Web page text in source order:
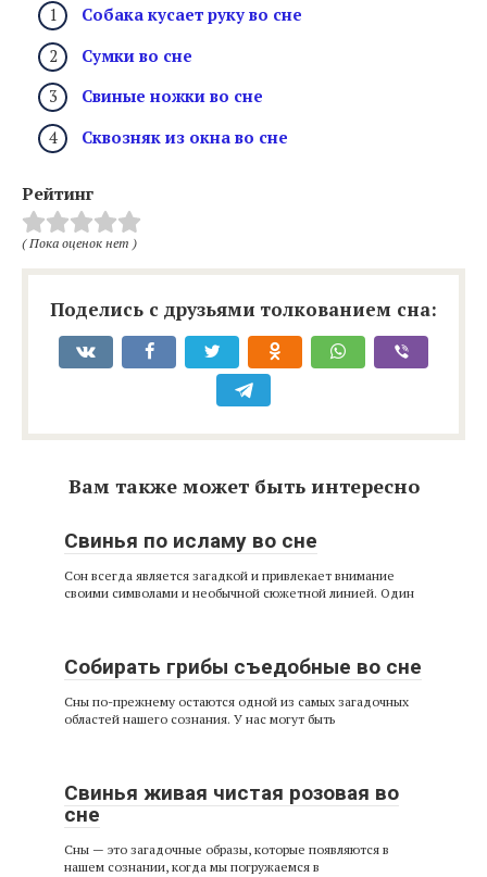
Собака кусает руку во сне
Сумки во сне
Свиные ножки во сне
Сквозняк из окна во сне
Рейтинг
( Пока оценок нет )
Поделись с друзьями толкованием сна:
Вам также может быть интересно
Свинья по исламу во сне
Сон всегда является загадкой и привлекает внимание
своими символами и необычной сюжетной линией. Один
Собирать грибы съедобные во сне
Сны по-прежнему остаются одной из самых загадочных
областей нашего сознания. У нас могут быть
Свинья живая чистая розовая во
сне
Сны — это загадочные образы, которые появляются в
нашем сознании, когда мы погружаемся в